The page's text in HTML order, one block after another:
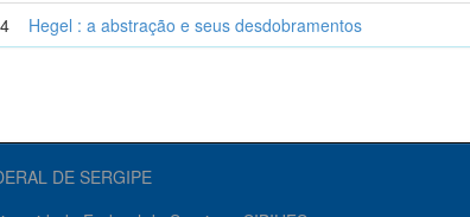
Hegel : a abstração e seus desdobramentos
DE SERGIPE